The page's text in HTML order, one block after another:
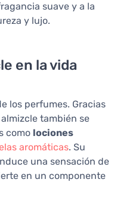
suave y a la
y lujo.
en la vida
los perfumes. Gracias
también se
como lociones
aromáticas. Su
una sensación de
en un componente